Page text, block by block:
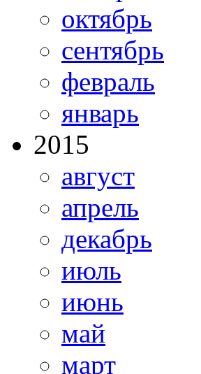
октябрь
сентябрь
февраль
январь
2015
август
апрель
декабрь
июль
июнь
май
март